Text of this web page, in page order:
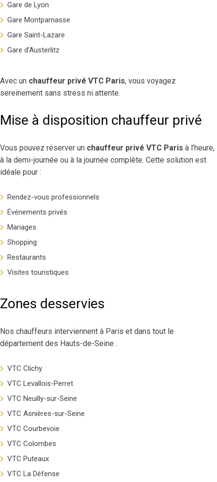
Gare de Lyon
Gare Montparnasse
Gare Saint-Lazare
Gare d’Austerlitz
Avec un chauffeur privé VTC Paris, vous voyagez
sereinement sans stress ni attente.
Mise à disposition chauffeur privé
Vous pouvez réserver un chauffeur privé VTC Paris à l’heure,
à la demi-journée ou à la journée complète. Cette solution est
idéale pour :
Rendez-vous professionnels
Événements privés
Mariages
Shopping
Restaurants
Visites touristiques
Zones desservies
Nos chauffeurs interviennent à Paris et dans tout le
département des Hauts-de-Seine :
VTC Clichy
VTC Levallois-Perret
VTC Neuilly-sur-Seine
VTC Asnières-sur-Seine
VTC Courbevoie
VTC Colombes
VTC Puteaux
VTC La Défense